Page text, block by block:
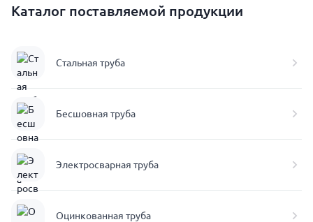
Каталог поставляемой продукции
Стальная труба
Бесшовная труба
Электросварная труба
Оцинкованная труба